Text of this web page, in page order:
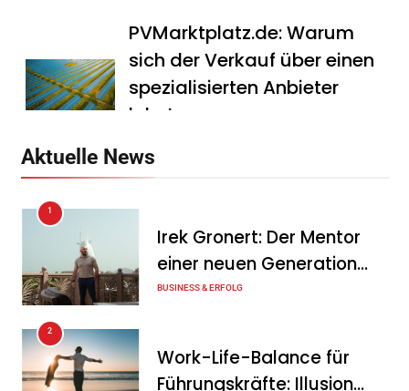
PVMarktplatz.de: Warum
sich der Verkauf über einen
spezialisierten Anbieter
lohnt
Mitarbeitergespräch pro
Jahr nichts verändert – und
was stattdessen
Verbindlichkeit schafft
Tanja Schiller 7. August 2026
Aktuelle News
1
Irek Gronert: Der Mentor
einer neuen Generation
von Unternehmern
BUSINESS & ERFOLG
2
Work-Life-Balance für
Führungskräfte: Illusion